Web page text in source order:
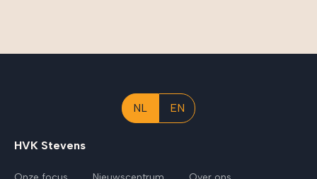
NL EN
HVK Stevens